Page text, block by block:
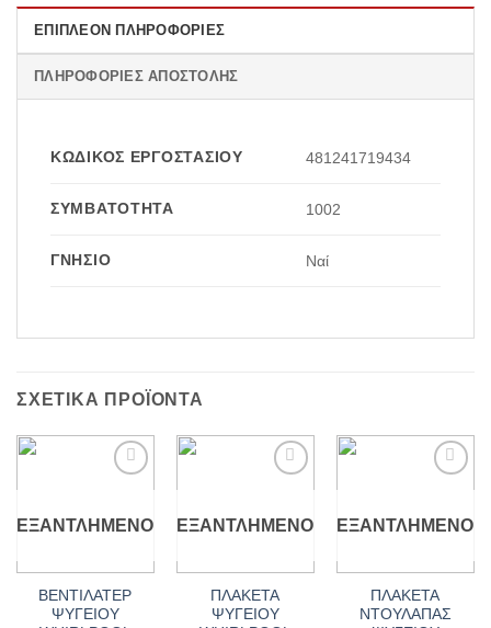
ΕΠΙΠΛΈΟΝ ΠΛΗΡΟΦΟΡΊΕΣ
ΠΛΗΡΟΦΟΡΊΕΣ ΑΠΟΣΤΟΛΉΣ
ΚΩΔΙΚΌΣ ΕΡΓΟΣΤΑΣΊΟΥ 481241719434
ΣΥΜΒΑΤΌΤΗΤΑ 1002
ΓΝΉΣΙΟ Ναί
ΣΧΕΤΙΚΆ ΠΡΟΪΌΝΤΑ
ΕΞΑΝΤΛΗΜΈΝΟ
ΒΕΝΤΙΛΑΤΕΡ
ΨΥΓΕΙΟY
ΕΞΑΝΤΛΗΜΈΝΟ
ΠΛΑΚΕΤΑ
ΨΥΓΕΙΟΥ
ΕΞΑΝΤΛΗΜΈΝΟ
ΠΛΑΚΕΤΑ
ΝΤΟΥΛΑΠΑΣ